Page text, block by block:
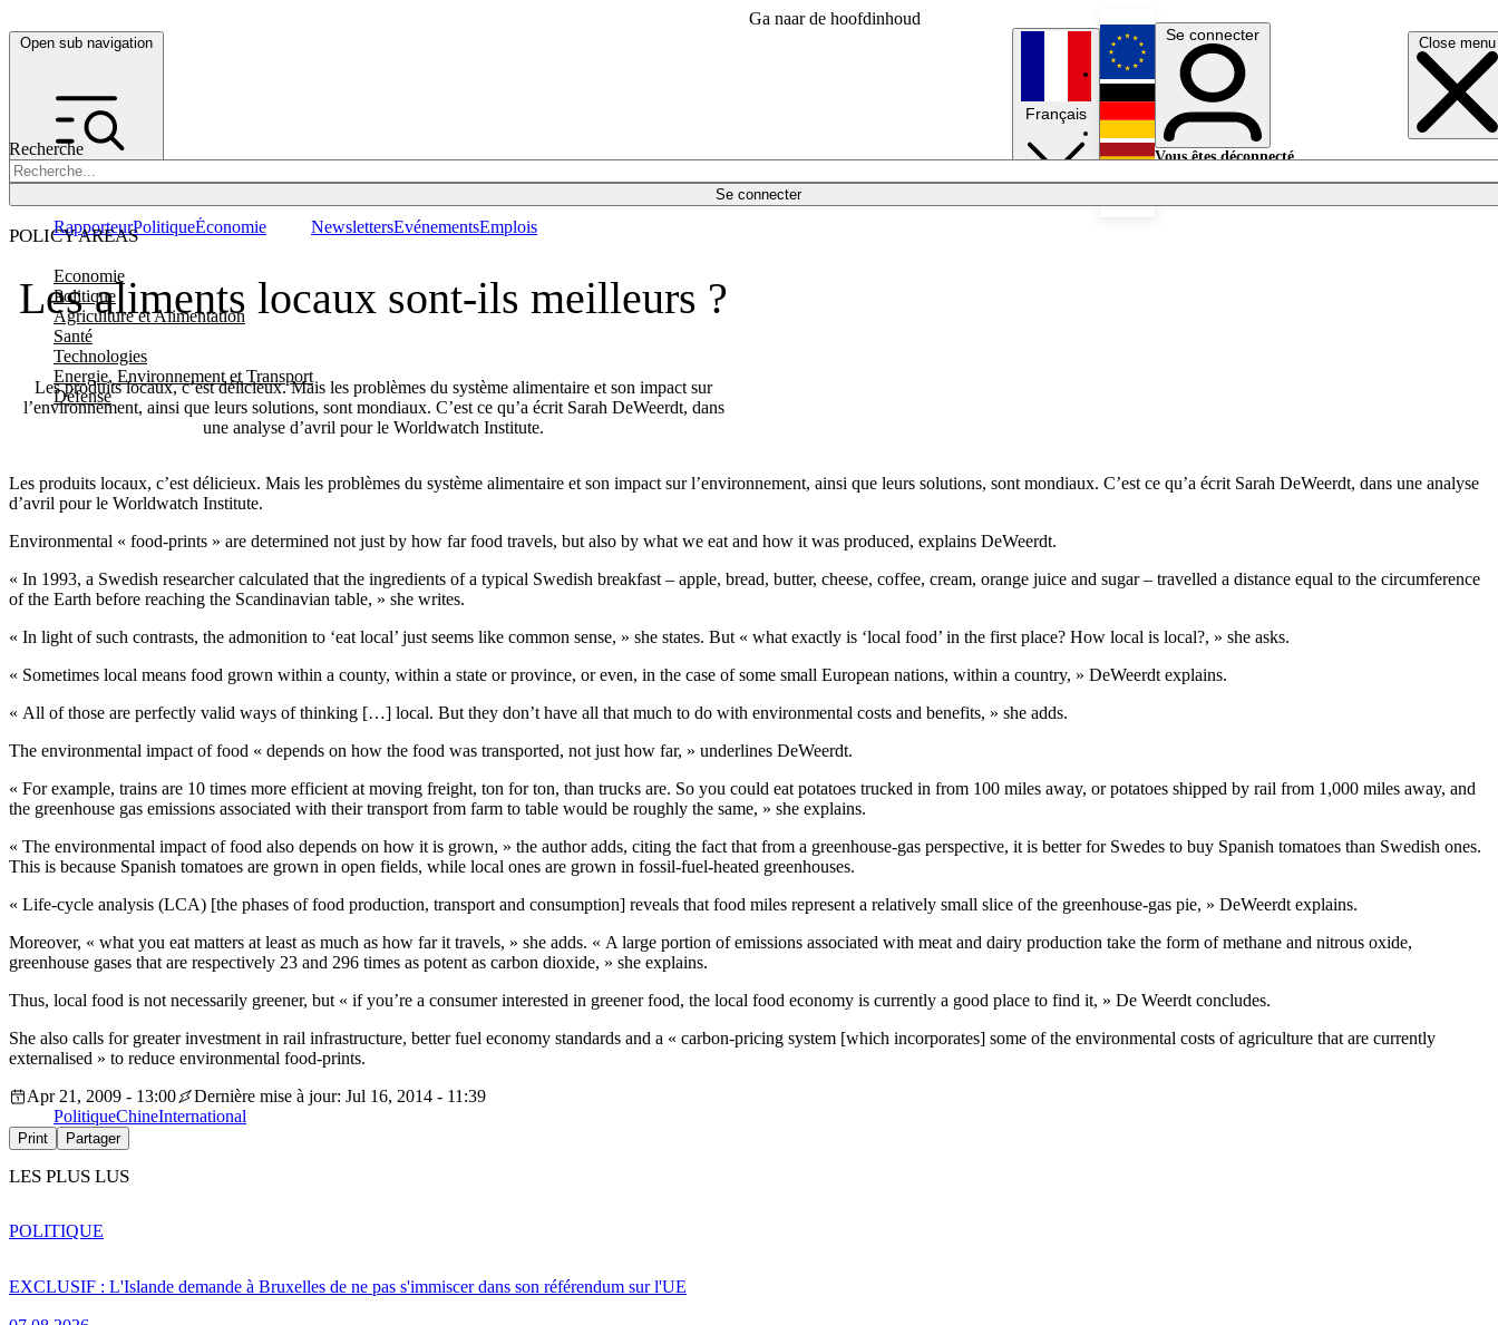
Ga naar de hoofdinhoud
Open sub navigation Close menu
Recherche
Se connecter
POLICY AREAS
Economie
Politique
Agriculture et Alimentation
Santé
Technologies
Energie, Environnement et Transport
Défense
RapporteurPolitiqueÉconomie NewslettersEvénementsEmplois
Français
English
Deutsch
Se connecter
Vous êtes déconnecté.
Les aliments locaux sont-ils meilleurs ?
Les produits locaux, c’est délicieux. Mais les problèmes du système alimentaire et son impact sur
l’environnement, ainsi que leurs solutions, sont mondiaux. C’est ce qu’a écrit Sarah DeWeerdt, dans
une analyse d’avril pour le Worldwatch Institute.
Les produits locaux, c’est délicieux. Mais les problèmes du système alimentaire et son impact sur l’environnement, ainsi que leurs solutions, sont mondiaux. C’est ce qu’a écrit Sarah DeWeerdt, dans une analyse
d’avril pour le Worldwatch Institute.
Environmental « food-prints » are determined not just by how far food travels, but also by what we eat and how it was produced, explains DeWeerdt.
« In 1993, a Swedish researcher calculated that the ingredients of a typical Swedish breakfast – apple, bread, butter, cheese, coffee, cream, orange juice and sugar – travelled a distance equal to the circumference
of the Earth before reaching the Scandinavian table, » she writes.
« In light of such contrasts, the admonition to ‘eat local’ just seems like common sense, » she states. But « what exactly is ‘local food’ in the first place? How local is local?, » she asks.
« Sometimes local means food grown within a county, within a state or province, or even, in the case of some small European nations, within a country, » DeWeerdt explains.
« All of those are perfectly valid ways of thinking […] local. But they don’t have all that much to do with environmental costs and benefits, » she adds.
The environmental impact of food « depends on how the food was transported, not just how far, » underlines DeWeerdt.
« For example, trains are 10 times more efficient at moving freight, ton for ton, than trucks are. So you could eat potatoes trucked in from 100 miles away, or potatoes shipped by rail from 1,000 miles away, and
the greenhouse gas emissions associated with their transport from farm to table would be roughly the same, » she explains.
« The environmental impact of food also depends on how it is grown, » the author adds, citing the fact that from a greenhouse-gas perspective, it is better for Swedes to buy Spanish tomatoes than Swedish ones.
This is because Spanish tomatoes are grown in open fields, while local ones are grown in fossil-fuel-heated greenhouses.
« Life-cycle analysis (LCA) [the phases of food production, transport and consumption] reveals that food miles represent a relatively small slice of the greenhouse-gas pie, » DeWeerdt explains.
Moreover, « what you eat matters at least as much as how far it travels, » she adds. « A large portion of emissions associated with meat and dairy production take the form of methane and nitrous oxide,
greenhouse gases that are respectively 23 and 296 times as potent as carbon dioxide, » she explains.
Thus, local food is not necessarily greener, but « if you’re a consumer interested in greener food, the local food economy is currently a good place to find it, » De Weerdt concludes.
She also calls for greater investment in rail infrastructure, better fuel economy standards and a « carbon-pricing system [which incorporates] some of the environmental costs of agriculture that are currently
externalised » to reduce environmental food-prints.
Apr 21, 2009 - 13:00
Dernière mise à jour: Jul 16, 2014 - 11:39
PolitiqueChineInternational
Print Partager
LES PLUS LUS
EXCLUSIF : L'Islande demande à Bruxelles de ne pas s'immiscer dans son référendum sur l'UE
POLITIQUE